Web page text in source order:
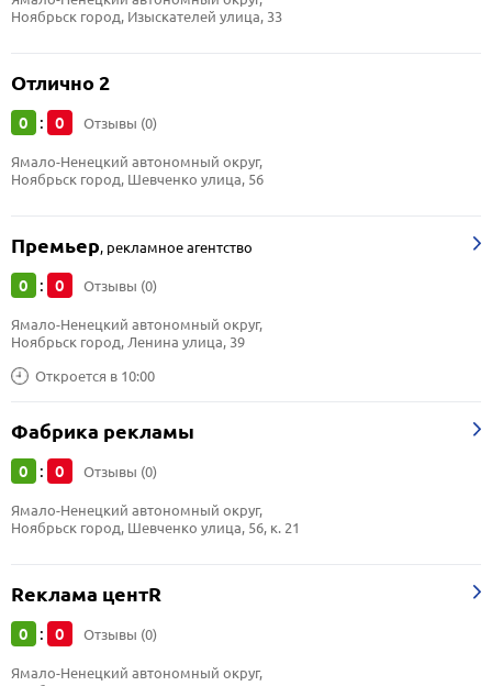
Ноябрьск город, Изыскателей улица, 33
Отлично 2
0 : 0 Отзывы (0)
Ямало-Ненецкий автономный округ,
Ноябрьск город, Шевченко улица, 56
Премьер, рекламное агентство
0 : 0 Отзывы (0)
Откроется в 10:00
Ямало-Ненецкий автономный округ,
Ноябрьск город, Ленина улица, 39
Фабрика рекламы
0 : 0 Отзывы (0)
Ямало-Ненецкий автономный округ,
Ноябрьск город, Шевченко улица, 56, к. 21
Rеклама центR
0 : 0 Отзывы (0)
Ямало-Ненецкий автономный округ,